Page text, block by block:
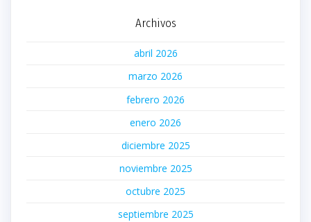
Archivos
abril 2026
marzo 2026
febrero 2026
enero 2026
diciembre 2025
noviembre 2025
octubre 2025
septiembre 2025